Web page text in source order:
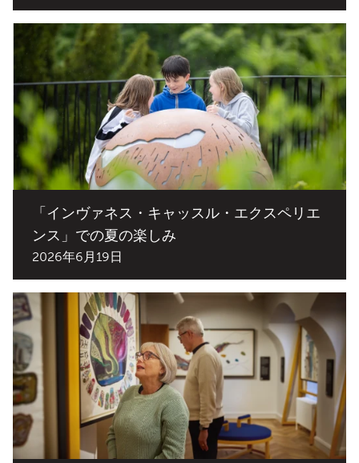
「インヴァネス・キャッスル・エクスペリエ
ンス」での夏の楽しみ
2026年6月19日